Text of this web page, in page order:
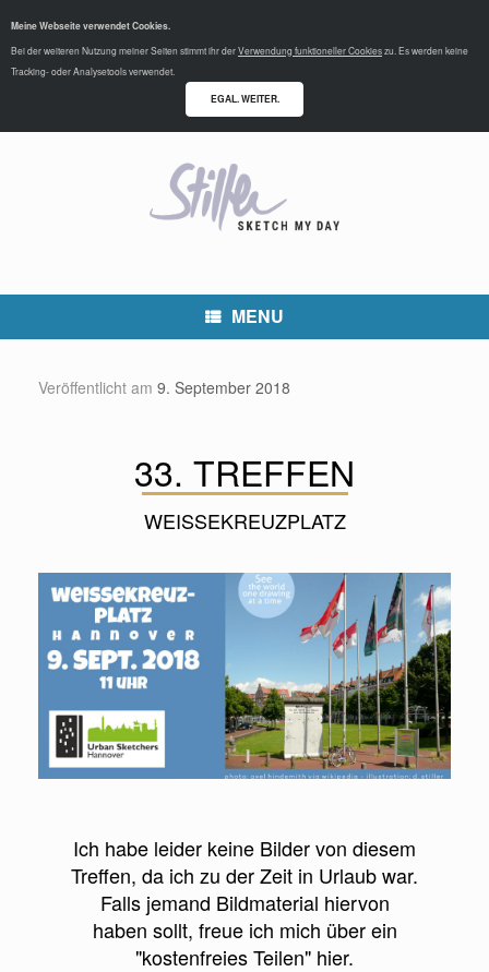
MENU
Veröffentlicht am 9. September 2018
33. TREFFEN
WEISSEKREUZPLATZ
Ich habe leider keine Bilder von diesem
Treffen, da ich zu der Zeit in Urlaub war.
Falls jemand Bildmaterial hiervon
haben sollt, freue ich mich über ein
"kostenfreies Teilen" hier.
Meine Webseite verwendet Cookies.
Bei der weiteren Nutzung meiner Seiten stimmt ihr derVerwendung funktioneller Cookieszu. Es werden keine
Tracking- oder Analysetools verwendet.
EGAL. WEITER.